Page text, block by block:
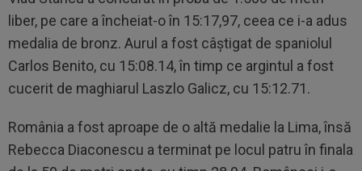
liber, pe care a încheiat-o în 15:17,97, ceea ce i-a adus
medalia de bronz. Aurul a fost câștigat de spaniolul
Carlos Benito, cu 15:08.14, în timp ce argintul a fost
cucerit de maghiarul Laszlo Galicz, cu 15:12.71.
România a fost aproape de o altă medalie la Lima, însă
Rebecca Diaconescu a terminat pe locul patru în finala